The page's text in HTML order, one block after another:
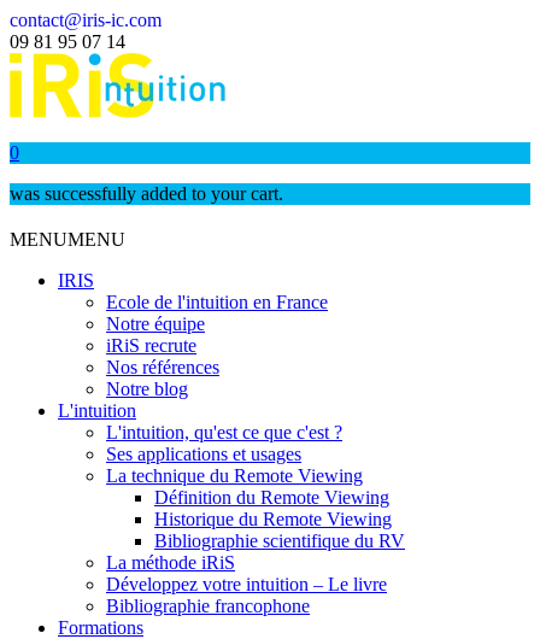
contact@iris-ic.com
09 81 95 07 14
0
was successfully added to your cart.
MENUMENU
IRIS
Ecole de l'intuition en France
Notre équipe
iRiS recrute
Nos références
Notre blog
L'intuition
L'intuition, qu'est ce que c'est ?
Ses applications et usages
La technique du Remote Viewing
Définition du Remote Viewing
Historique du Remote Viewing
Bibliographie scientifique du RV
La méthode iRiS
Développez votre intuition – Le livre
Bibliographie francophone
Formations